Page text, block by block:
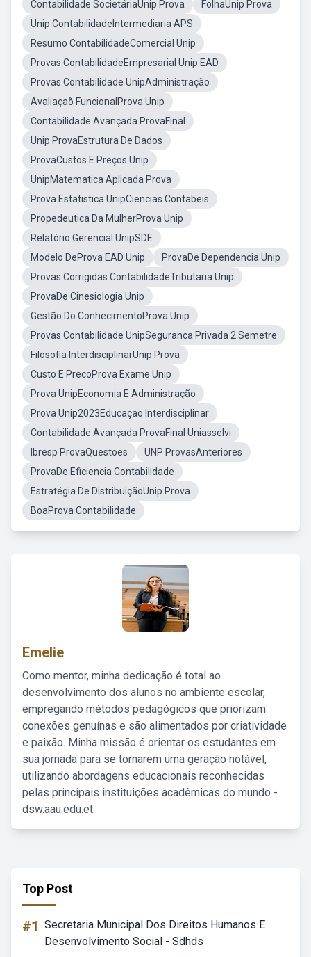
Contabilidade SocietáriaUnip Prova
FolhaUnip Prova
Unip ContabilidadeIntermediaria APS
Resumo ContabilidadeComercial Unip
Provas ContabilidadeEmpresarial Unip EAD
Provas Contabilidade UnipAdministração
Avaliaçaõ FuncionalProva Unip
Contabilidade Avançada ProvaFinal
Unip ProvaEstrutura De Dados
ProvaCustos E Preços Unip
UnipMatematica Aplicada Prova
Prova Estatistica UnipCiencias Contabeis
Propedeutica Da MulherProva Unip
Relatório Gerencial UnipSDE
Modelo DeProva EAD Unip
ProvaDe Dependencia Unip
Provas Corrigidas ContabilidadeTributaria Unip
ProvaDe Cinesiologia Unip
Gestão Do ConhecimentoProva Unip
Provas Contabilidade UnipSeguranca Privada 2 Semetre
Filosofia InterdisciplinarUnip Prova
Custo E PrecoProva Exame Unip
Prova UnipEconomia E Administração
Prova Unip2023Educaçao Interdisciplinar
Contabilidade Avançada ProvaFinal Uniasselvi
Ibresp ProvaQuestoes
UNP ProvasAnteriores
ProvaDe Eficiencia Contabilidade
Estratégia De DistribuiçãoUnip Prova
BoaProva Contabilidade
Emelie
Como mentor, minha dedicação é total ao
desenvolvimento dos alunos no ambiente escolar,
empregando métodos pedagógicos que priorizam
conexões genuínas e são alimentados por criatividade
e paixão. Minha missão é orientar os estudantes em
sua jornada para se tornarem uma geração notável,
utilizando abordagens educacionais reconhecidas
pelas principais instituições acadêmicas do mundo -
dsw.aau.edu.et.
Top Post
#1 Secretaria Municipal Dos Direitos Humanos E
Desenvolvimento Social - Sdhds